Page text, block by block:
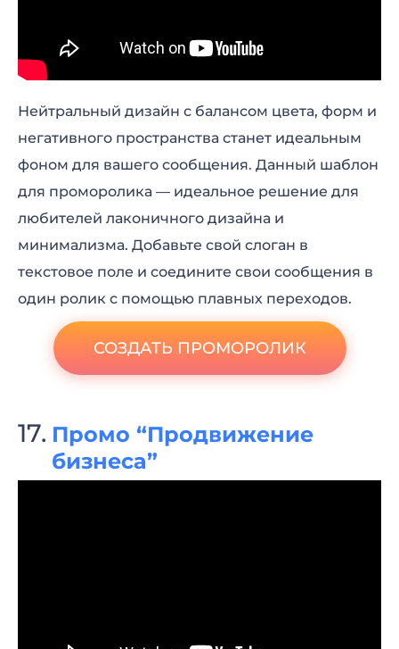
Нейтральный дизайн с балансом цвета, форм и
негативного пространства станет идеальным
фоном для вашего сообщения. Данный шаблон
для проморолика — идеальное решение для
любителей лаконичного дизайна и
минимализма. Добавьте свой слоган в
текстовое поле и соедините свои сообщения в
один ролик с помощью плавных переходов.
СОЗДАТЬ ПРОМОРОЛИК
Промо “Продвижение
бизнеса”